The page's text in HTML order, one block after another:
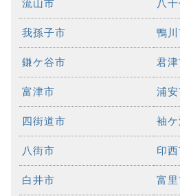
流山市 八
我孫子市 鴨
鎌ケ谷市 君
富津市 浦
四街道市 袖
八街市 印
白井市 富